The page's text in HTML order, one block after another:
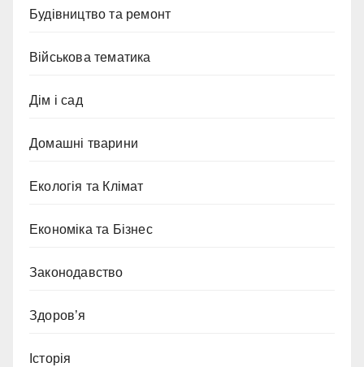
Будівництво та ремонт
Військова тематика
Дім і сад
Домашні тварини
Екологія та Клімат
Економіка та Бізнес
Законодавство
Здоров’я
Історія